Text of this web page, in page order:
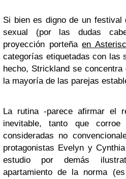
Si bien es digno de un festival
sexual (por las dudas
proyección porteñaen
categorías etiquetadas con las
hecho, Strickland se
la mayoría de las parejas
La rutina -parece afirmar el
inevitable, tanto que
consideradas no
protagonistas Evelyn y
estudio por demás
apartamiento de la norma